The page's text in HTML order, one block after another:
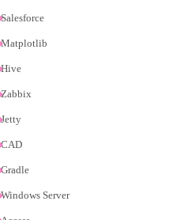
Salesforce
Matplotlib
Hive
Zabbix
Jetty
CAD
Gradle
Windows Server